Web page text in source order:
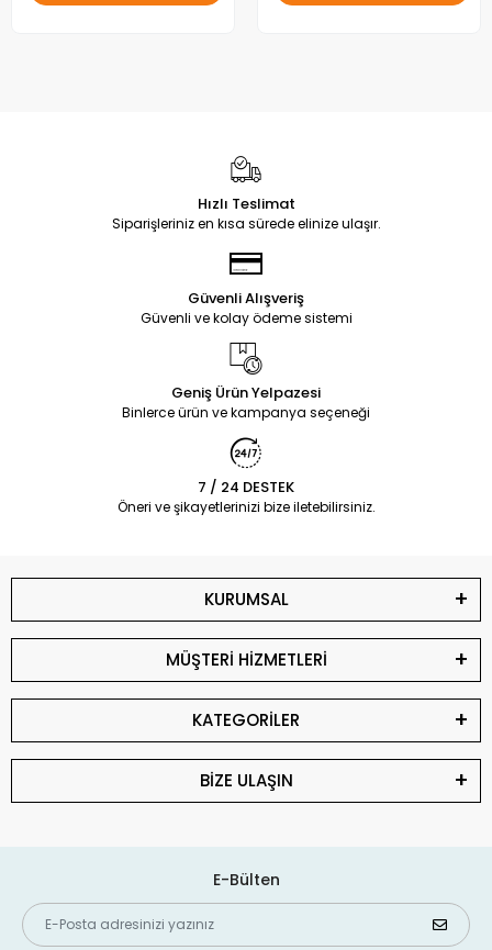
Hızlı Teslimat
Siparişleriniz en kısa sürede elinize ulaşır.
Güvenli Alışveriş
Güvenli ve kolay ödeme sistemi
Geniş Ürün Yelpazesi
Binlerce ürün ve kampanya seçeneği
7 / 24 DESTEK
Öneri ve şikayetlerinizi bize iletebilirsiniz.
KURUMSAL
MÜŞTERİ HİZMETLERİ
KATEGORİLER
BİZE ULAŞIN
E-Bülten